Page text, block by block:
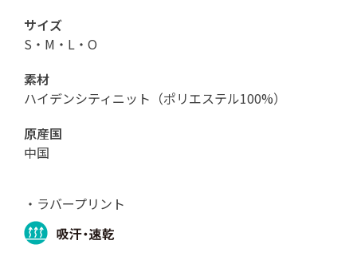
サイズ
S・M・L・O
素材
ハイデンシティニット（ポリエステル100%）
原産国
中国
・ラバープリント